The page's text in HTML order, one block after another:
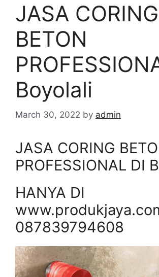
JASA CORING
BETON
Boyolali
March 30, 2022 by admin
JASA CORING
PROFESSIONAL DI
HANYA DI
087839794608